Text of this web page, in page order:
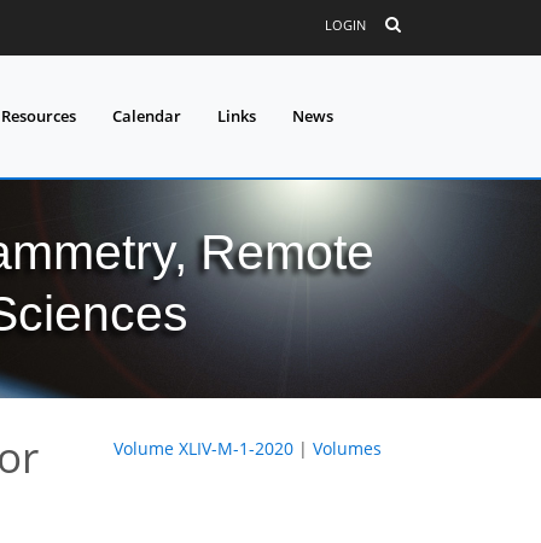
LOGIN
Calendar Links News
Remote
Volume XLIV-M-1-2020| Volumes